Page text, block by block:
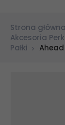
Strona główna
Akcesoria
Pałki